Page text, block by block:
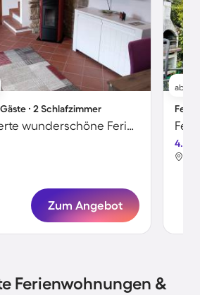
∙ 2 Schlafzimmer
Familienorientierte wunderschöne Ferienwohnung mit Grill, Garten und Terrasse | Seeblick | Hunde erlaubt
Zum Angebot
ab
4.3
Ferienwohnungen &